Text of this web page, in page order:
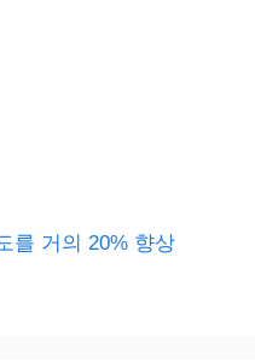
를 거의 20% 향상